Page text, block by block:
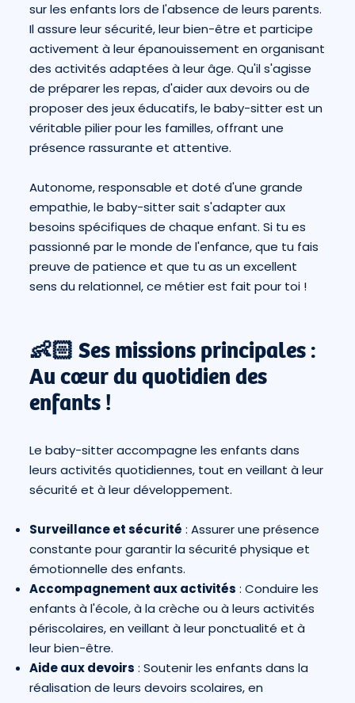
sur les enfants lors de l'absence de leurs parents.
Il assure leur sécurité, leur bien-être et participe
activement à leur épanouissement en organisant
des activités adaptées à leur âge. Qu'il s'agisse
de préparer les repas, d'aider aux devoirs ou de
proposer des jeux éducatifs, le baby-sitter est un
véritable pilier pour les familles, offrant une
présence rassurante et attentive.
Autonome, responsable et doté d'une grande
empathie, le baby-sitter sait s'adapter aux
besoins spécifiques de chaque enfant. Si tu es
passionné par le monde de l'enfance, que tu fais
preuve de patience et que tu as un excellent
sens du relationnel, ce métier est fait pour toi !
👶🏻 Ses missions principales :
Au cœur du quotidien des
enfants !
Le baby-sitter accompagne les enfants dans
leurs activités quotidiennes, tout en veillant à leur
sécurité et à leur développement.
Surveillance et sécurité : Assurer une présence
constante pour garantir la sécurité physique et
émotionnelle des enfants.
Accompagnement aux activités : Conduire les
enfants à l'école, à la crèche ou à leurs activités
périscolaires, en veillant à leur ponctualité et à
leur bien-être.
Aide aux devoirs : Soutenir les enfants dans la
réalisation de leurs devoirs scolaires, en